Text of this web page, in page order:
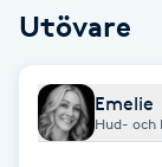
Fotsvamp
Fotvård
Utövare
Emelie
Hud- och